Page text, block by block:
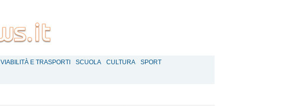
VIABILITÀ E TRASPORTI SCUOLA CULTURA
SPORT